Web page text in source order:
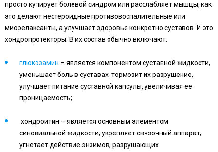
просто купирует болевой синдром или расслабляет мышцы, как
это делают нестероидные противовоспалительные или
миорелаксанты, а улучшает здоровье конкретно суставов. И это
хондропротекторы. В их состав обычно включают:
глюкозамин – является компонентом суставной жидкости,
уменьшает боль в суставах, тормозит их разрушение,
улучшает питание суставной капсулы, увеличивая ее
проницаемость;
хондроитин – является основным элементом
синовиальной жидкости, укрепляет связочный аппарат,
угнетает действие энзимов, разрушающих